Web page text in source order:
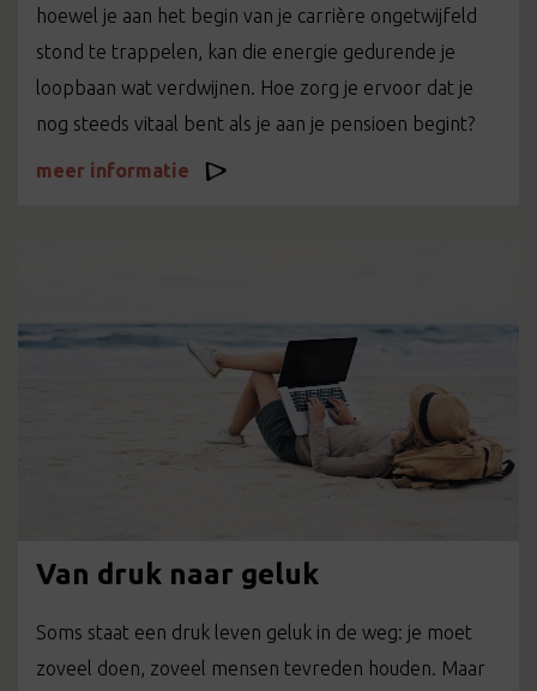
hoewel je aan het begin van je carrière ongetwijfeld
stond te trappelen, kan die energie gedurende je
loopbaan wat verdwijnen. Hoe zorg je ervoor dat je
nog steeds vitaal bent als je aan je pensioen begint?
meer informatie
Van druk naar geluk
Soms staat een druk leven geluk in de weg: je moet
zoveel doen, zoveel mensen tevreden houden. Maar